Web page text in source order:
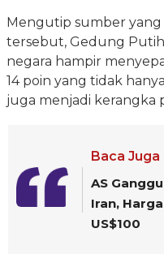
Mengutip sumber
tersebut, Gedung
negara hampir
14 poin yang tidak
juga menjadi kerangka
Baca Juga
AS
Iran,
US$100